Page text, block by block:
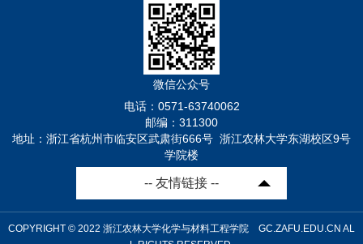
微信公众号
电话：0571-63740062
邮编：311300
地址：浙江省杭州市临安区武肃街666号 浙江农林大学东湖校区9号
学院楼
-- 友情链接 --
COPYRIGHT © 2022 浙江农林大学化学与材料工程学院 GC.ZAFU.EDU.CN AL